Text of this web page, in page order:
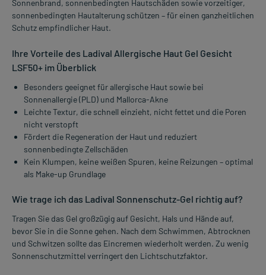
Sonnenbrand, sonnenbedingten Hautschäden sowie vorzeitiger,
sonnenbedingten Hautalterung schützen – für einen ganzheitlichen
Schutz empfindlicher Haut.
Ihre Vorteile des Ladival Allergische Haut Gel Gesicht
LSF50+ im Überblick
Besonders geeignet für allergische Haut sowie bei
Sonnenallergie (PLD) und Mallorca-Akne
Leichte Textur, die schnell einzieht, nicht fettet und die Poren
nicht verstopft
Fördert die Regeneration der Haut und reduziert
sonnenbedingte Zellschäden
Kein Klumpen, keine weißen Spuren, keine Reizungen – optimal
als Make-up Grundlage
Wie trage ich das Ladival Sonnenschutz-Gel richtig auf?
Tragen Sie das Gel großzügig auf Gesicht, Hals und Hände auf,
bevor Sie in die Sonne gehen. Nach dem Schwimmen, Abtrocknen
und Schwitzen sollte das Eincremen wiederholt werden. Zu wenig
Sonnenschutzmittel verringert den Lichtschutzfaktor.